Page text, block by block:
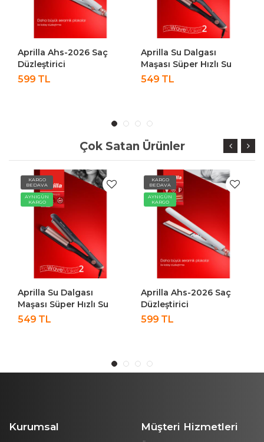
Aprilla Ahs-2026 Saç
Düzleştirici
599 TL
Aprilla Su Dalgası
Maşası Süper Hızlı Su
Dalgası ( Wag ) Maşası
549 TL
Çok Satan Ürünler
KARGO
BEDAVA
AYNIGÜN
KARGO
Aprilla Su Dalgası
Maşası Süper Hızlı Su
Dalgası ( Wag ) Maşası
549 TL
KARGO
BEDAVA
AYNIGÜN
KARGO
Aprilla Ahs-2026 Saç
Düzleştirici
599 TL
Kurumsal Müşteri Hizmetleri